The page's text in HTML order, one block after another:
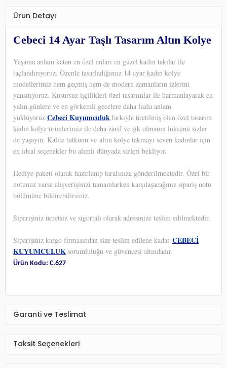
Ürün Detayı
Cebeci 14 Ayar Taşlı Tasarım Altın Kolye
Yaşama anlam katan en özel anları en güzel kadın takılar ile
taçlandırıyoruz. Özenle tasarladığımız 14 ayar kadın kolye
modellerimiz hem geçmiş hem de modern zamanların izlerini
yansıtıyoruz. Kusursuz işçilikleri özel tasarımlar ile harmanlayarak en
yalın günlere ve en görkemli gecelere daha fazla anlam
yüklüyoruz.Cebeci Kuyumculukfarkıyla üretilmiş olan özel tasarım
kadın kolye ürünlerimiz ile daha zarif ve şık olmanın lüksünü sizler
de yaşayın. Kalite tutkunu ve altın kolye takmayı seven kadınlar için
en ideal seçenekler bu alımlı dünyada sizleri bekliyor.
Hediye paketi olarak hazırlanıp tarafınıza gönderilmektedir. Özel bir
notunuz varsa alışverişinizi tamamlarken karşılaşacağınız sipariş notu
bölümüne bildirebilirsiniz.
Siparişiniz ücretsiz ve sigortalı olarak adresinize teslim edilmektedir.
Siparişiniz kargo firmasından size teslim edilene kadar CEBECİ
KUYUMCULUKsorumluluğu ve güvencesi altındadır.
Ürün Kodu: C.627
Garanti ve Teslimat
Taksit Seçenekleri